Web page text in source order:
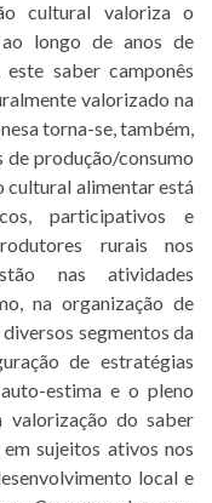
cultural valoriza o
ao longo de anos de
saber camponês
valorizado na
torna-se, também,
produção/consumo
cultural alimentar está
participativos e
rurais nos
nas atividades
na organização de
segmentos da
de estratégias
estima e o pleno
valorização do saber
sujeitos ativos nos
local e